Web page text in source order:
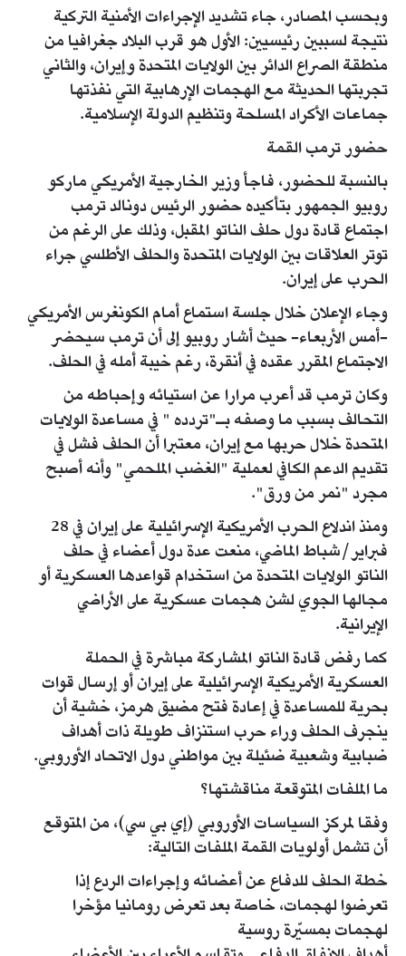
وبحسب المصادر، جاء تشديد الإجراءات الأمنية التركية
نتيجة لسببين رئيسيين: الأول هو قرب البلاد جغرافيا من
منطقة الصراع الدائر بين الولايات المتحدة وإيران، والثاني
تجربتها الحديثة مع الهجمات الإرهابية التي نفذتها
جماعات الأكراد المسلحة وتنظيم الدولة الإسلامية.
حضور ترمب القمة
بالنسبة للحضور، فاجأ وزير الخارجية الأمريكي ماركو
روبيو الجمهور بتأكيده حضور الرئيس دونالد ترمب
اجتماع قادة دول حلف الناتو المقبل، وذلك على الرغم من
توتر العلاقات بين الولايات المتحدة والحلف الأطلسي جراء
الحرب على إيران.
وجاء الإعلان خلال جلسة استماع أمام الكونغرس الأمريكي
-أمس الأربعاء- حيث أشار روبيو إلى أن ترمب سيحضر
الاجتماع المقرر عقده في أنقرة، رغم خيبة أمله في الحلف.
وكان ترمب قد أعرب مرارا عن استيائه وإحباطه من
التحالف بسبب ما وصفه بـ"تردده " في مساعدة الولايات
المتحدة خلال حربها مع إيران، معتبرا أن الحلف فشل في
تقديم الدعم الكافي لعملية "الغضب الملحمي" وأنه أصبح
مجرد "نمر من ورق".
ومنذ اندلاع الحرب الأمريكية الإسرائيلية على إيران في 28
فبراير/شباط الماضي، منعت عدة دول أعضاء في حلف
الناتو الولايات المتحدة من استخدام قواعدها العسكرية أو
مجالها الجوي لشن هجمات عسكرية على الأراضي
الإيرانية.
كما رفض قادة الناتو المشاركة مباشرة في الحملة
العسكرية الأمريكية الإسرائيلية على إيران أو إرسال قوات
بحرية للمساعدة في إعادة فتح مضيق هرمز، خشية أن
ينجرف الحلف وراء حرب استنزاف طويلة ذات أهداف
ضبابية وشعبية ضئيلة بين مواطني دول الاتحاد الأوروبي.
ما الملفات المتوقعة مناقشتها؟
وفقا لمركز السياسات الأوروبي (إي بي سي)، من المتوقع
أن تشمل أولويات القمة الملفات التالية:
خطة الحلف للدفاع عن أعضائه وإجراءات الردع إذا
تعرضوا لهجمات، خاصة بعد تعرض رومانيا مؤخرا
لهجمات بمسيّرة روسية